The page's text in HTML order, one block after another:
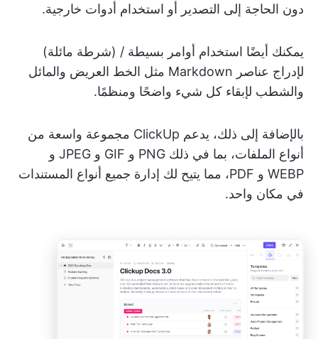
دون الحاجة إلى التصدير أو استخدام أدوات خارجية.
يمكنك أيضًا استخدام أوامر بسيطة / (شرطة مائلة)
لإدراج عناصر Markdown مثل الخط العريض والمائل
والشطب لإبقاء كل شيء واضحًا ومنظمًا.
بالإضافة إلى ذلك، يدعم ClickUp مجموعة واسعة من
أنواع الملفات، بما في ذلك PNG و GIF و JPEG و
WEBP و PDF، مما يتيح لك إدارة جميع أنواع المستندات
في مكان واحد.